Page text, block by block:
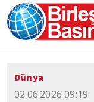
Dünya
02.06.2026 09:19